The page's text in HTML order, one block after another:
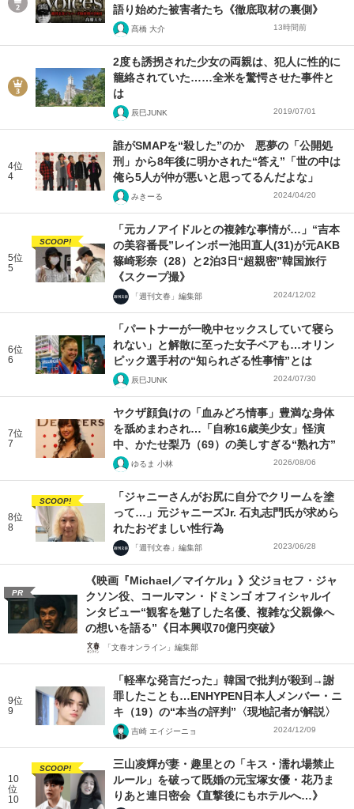
語り始めた被害者たち《徹底取材の裏側》
髙橋 大介 13時間前
2度も誘拐された少女の両親は、犯人に性的に
籠絡されていた……全米を驚愕させた事件と
は
辰巳JUNK 2019/07/01
4位
4
誰がSMAPを“殺した”のか 悪夢の「公開処
刑」から8年後に明かされた“答え”「世の中は
俺ら5人が仲が悪いと思ってるんだよな」
みきーる 2024/04/20
5位
5
SCOOP!
「元カノアイドルとの複雑な事情が…」“吉本
の美容番長”レインボー池田直人(31)が元AKB
篠崎彩奈（28）と2泊3日“超親密”韓国旅行
《スクープ撮》
「週刊文春」編集部 2024/12/02
6位
6
「パートナーが一晩中セックスしていて寝ら
れない」と解散に至った女子ペアも…オリン
ピック選手村の“知られざる性事情”とは
辰巳JUNK 2024/07/30
7位
7
ヤクザ顔負けの「血みどろ情事」豊満な身体
を舐めまわされ…「自称16歳美少女」怪演
中、かたせ梨乃（69）の美しすぎる“熟れ方”
ゆるま 小林 2026/08/06
8位
8
SCOOP!
「ジャニーさんがお尻に自分でクリームを塗
って…」元ジャニーズJr. 石丸志門氏が求めら
れたおぞましい性行為
「週刊文春」編集部 2023/06/28
PR
《映画『Michael／マイケル』》父ジョセフ・ジャ
クソン役、コールマン・ドミンゴ オフィシャルイ
ンタビュー“観客を魅了した名優、複雑な父親像へ
の想いを語る”《日本興収70億円突破》
「文春オンライン」編集部
9位
9
「軽率な発言だった」韓国で批判が殺到→謝
罪したことも…ENHYPEN日本人メンバー・ニ
キ（19）の“本当の評判”〈現地記者が解説〉
吉崎 エイジーニョ 2024/12/09
10
位
10
SCOOP!
三山凌輝が妻・趣里との「キス・濡れ場禁止
ルール」を破って既婚の元宝塚女優・花乃ま
りあと連日密会《直撃後にもホテルへ…》